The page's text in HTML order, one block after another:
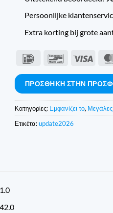
Persoonlijke
Extra korting bij grote
IDeal BancontactVisa
ΠΡΟΣΘΉΚΗ ΣΤΗΝ
Κατηγορίες: Εμφανίζει το,
Ετικέτα:update2026